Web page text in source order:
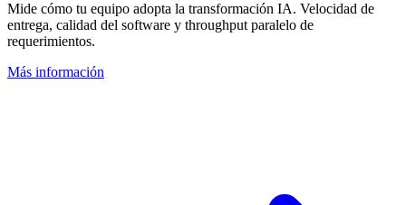
Mide cómo tu equipo adopta la transformación IA. Velocidad de
entrega, calidad del software y throughput paralelo de
requerimientos.
Más información